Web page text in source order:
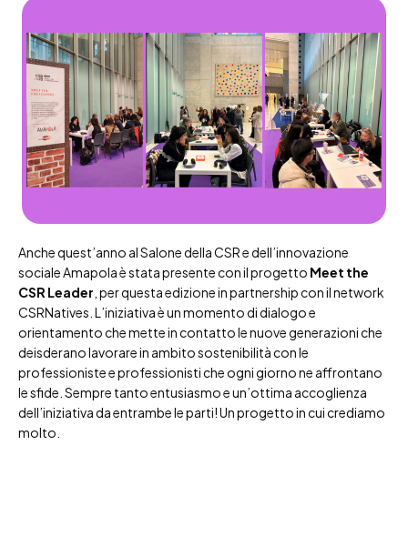
Anche quest’anno al Salone della CSR e dell’innovazione
sociale Amapola è stata presente con il progetto Meet the
CSR Leader , per questa edizione in partnership con il network
CSRNatives. L’iniziativa è un momento di dialogo e
orientamento che mette in contatto le nuove generazioni che
deisderano lavorare in ambito sostenibilità con le
professioniste e professionisti che ogni giorno ne affrontano
le sfide. Sempre tanto entusiasmo e un’ottima accoglienza
dell’iniziativa da entrambe le parti! Un progetto in cui crediamo
molto.